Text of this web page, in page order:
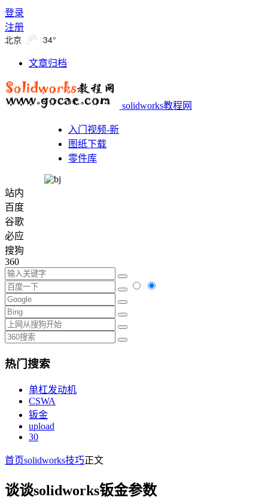
登录
注册
北京 34°
文章归档
solidworks教程网
入门视频-新
图纸下载
零件库
站内
百度
谷歌
必应
搜狗
360
热门搜索
单杠发动机
CSWA
钣金
upload
30
首页solidworks技巧正文
谈谈solidworks钣金参数